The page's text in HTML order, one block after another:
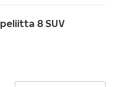
8 SUV